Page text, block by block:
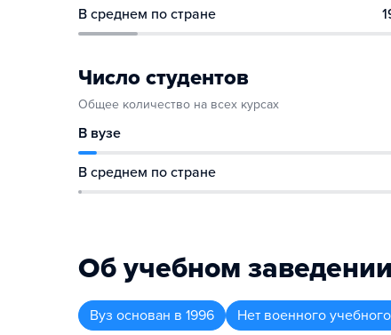
В среднем по стране
Число студентов
Общее количество на всех курсах
В вузе
В среднем по стране
Об учебном заведении
Вуз основан в 1996 Нет военного